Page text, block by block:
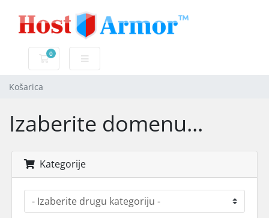
0
Košarica
Košarica
Izaberite domenu...
Kategorije